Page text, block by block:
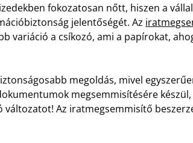
fokozatosan nőtt, hiszen a
jelentőségét. Az
variáció a csíkozó, ami a papírokat,
megoldás, mivel
megsemmisítésére
változatot! Az iratmegsemmisítő